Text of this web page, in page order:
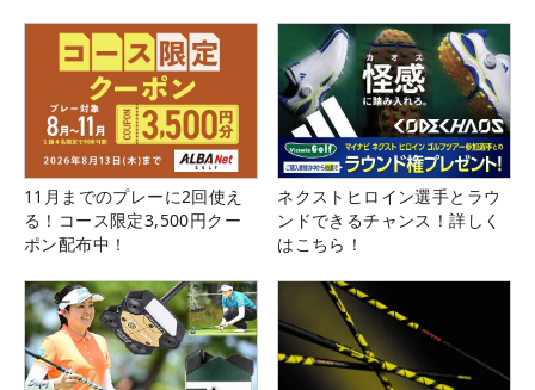
11月までのプレーに2回使え
る！コース限定3,500円クー
ポン配布中！
ネクストヒロイン選手とラウ
ンドできるチャンス！詳しく
はこちら！